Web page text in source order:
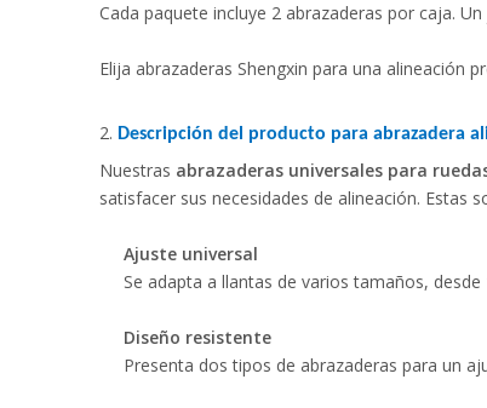
Cada paquete incluye 2 abrazaderas por caja.
Elija abrazaderas Shengxin para una alineación
2. Descripción del producto para abrazadera
Nuestras abrazaderas universales para
satisfacer sus necesidades de alineación. Estas
Ajuste universal
Se adapta a llantas de varios tamaños, desde
Diseño resistente
Presenta dos tipos de abrazaderas para un